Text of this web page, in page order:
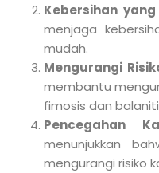
Kebersihan
menjaga
mudah.
Mengurangi
membantu
fimosis dan
Pencegahan
menunjukkan
mengurangi risiko